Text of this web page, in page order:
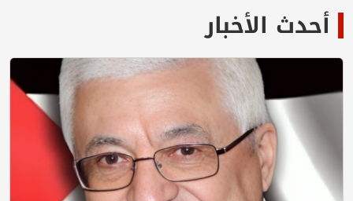
أحدث الأخبار